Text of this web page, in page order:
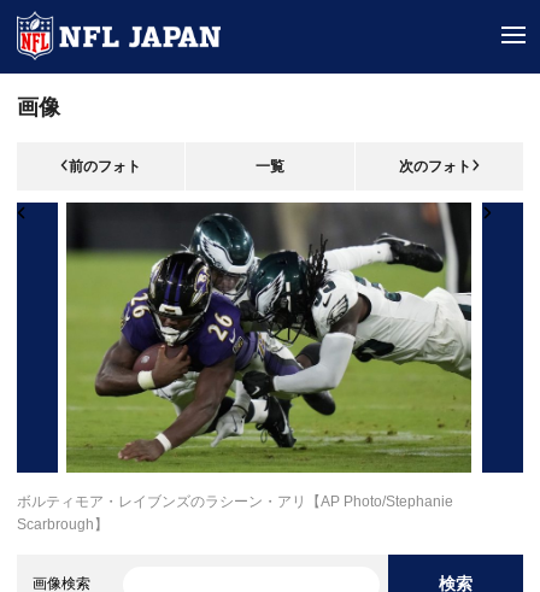
画像
前のフォト 一覧 次のフォト
ボルティモア・レイブンズのラシーン・アリ【AP Photo/Stephanie
Scarbrough】
画像検索 検索